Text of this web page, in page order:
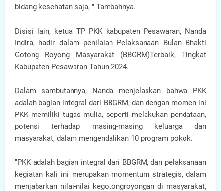
bidang kesehatan saja, " Tambahnya.
Disisi lain, ketua TP PKK kabupaten Pesawaran, Nanda
Indira, hadir dalam penilaian Pelaksanaan Bulan Bhakti
Gotong Royong Masyarakat (BBGRM)Terbaik, Tingkat
Kabupaten Pesawaran Tahun 2024.
Dalam sambutannya, Nanda menjelaskan bahwa PKK
adalah bagian integral dari BBGRM, dan dengan momen ini
PKK memiliki tugas mulia, seperti melakukan pendataan,
potensi terhadap masing-masing keluarga dan
masyarakat, dalam mengendalikan 10 program pokok.
"PKK adalah bagian integral dari BBGRM, dan pelaksanaan
kegiatan kali ini merupakan momentum strategis, dalam
menjabarkan nilai-nilai kegotongroyongan di masyarakat,